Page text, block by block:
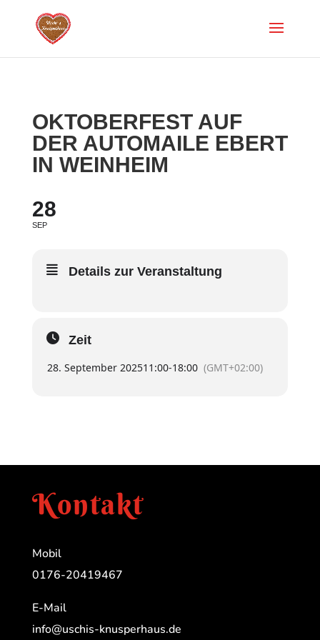
OKTOBERFEST AUF
DER AUTOMAILE EBERT
IN WEINHEIM
28
SEP
Details zur Veranstaltung
Zeit
28. September 202511:00-18:00 (GMT+02:00)
Kontakt
Mobil
0176-20419467
E-Mail
info@uschis-knusperhaus.de